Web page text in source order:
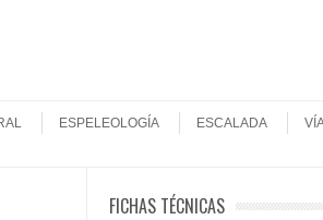
ESPELEOLOGÍA ESCALADA
FICHAS TÉCNICAS